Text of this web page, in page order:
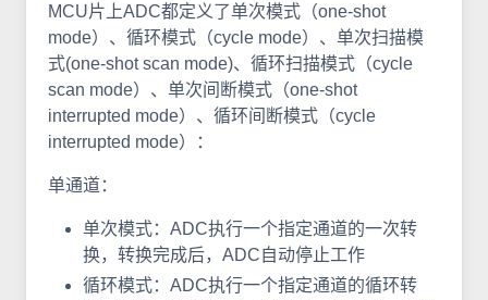
MCU片上ADC都定义了单次模式（one-shot
mode）、循环模式（cycle mode）、单次扫描模
式(one-shot scan mode)、循环扫描模式（cycle
scan mode）、单次间断模式（one-shot
interrupted mode）、循环间断模式（cycle
interrupted mode）：
单通道：
单次模式：ADC执行一个指定通道的一次转
换，转换完成后，ADC自动停止工作
循环模式：ADC执行一个指定通道的循环转